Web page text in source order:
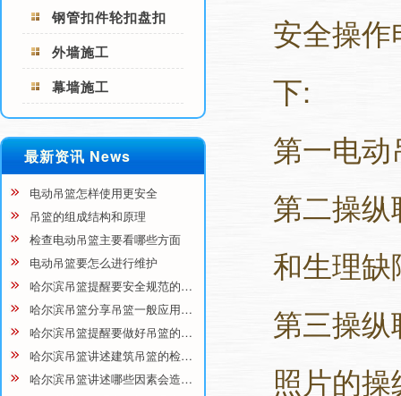
钢管扣件轮扣盘扣
外墙施工
幕墙施工
最新资讯 News
电动吊篮怎样使用更安全
吊篮的组成结构和原理
检查电动吊篮主要看哪些方面
电动吊篮要怎么进行维护
哈尔滨吊篮提醒要安全规范的…
哈尔滨吊篮分享吊篮一般应用…
哈尔滨吊篮提醒要做好吊篮的…
哈尔滨吊篮讲述建筑吊篮的检…
哈尔滨吊篮讲述哪些因素会造…
安全操
下:
第一电
第二操
和生理
第三操
照片的